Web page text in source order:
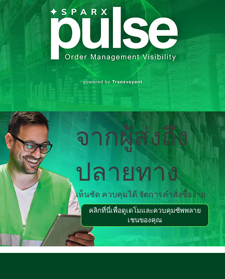
จากผู้ส่งถึง
ปลายทาง
เห็นชัด ควบคุมได้ จัดการคำสั่งซื้อง่าย
คลิกที่นี่เพื่อดูเดโมและควบคุมซัพพลาย
เชนของคุณ